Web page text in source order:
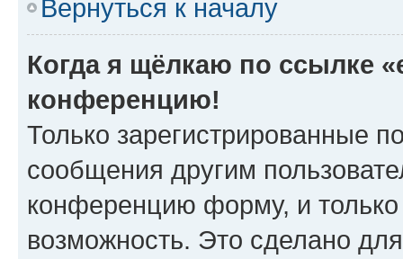
Вернуться к началу
Когда я щёлкаю по ссылке
конференцию!
Только зарегистрированные
сообщения другим
конференцию форму, и
возможность. Это сделано